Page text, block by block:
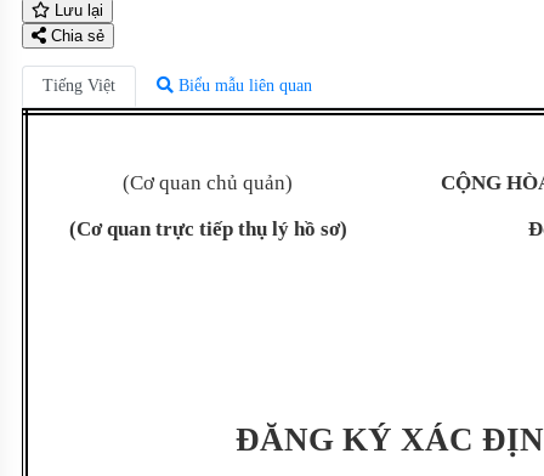
Lưu lại
Chia sẻ
Tiếng Việt Biểu mẫu liên quan
(Cơ quan chủ quản)
(Cơ quan trực tiếp thụ lý hồ sơ)
CỘNG
ĐĂNG KÝ XÁC